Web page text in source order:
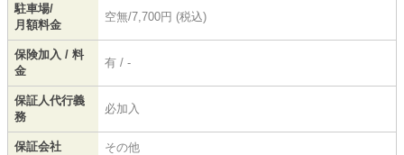
駐車場/
月額料金
空無/7,700円 (税込)
保険加入 / 料
金
有 / -
保証人代行義
務
必加入
保証会社 その他